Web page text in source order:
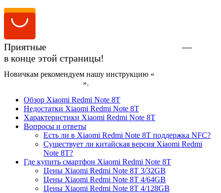
Приятные
—
в конце этой страницы!
Новичкам рекомендуем нашу инструкцию «
».
Обзор Xiaomi Redmi Note 8T
Недостатки Xiaomi Redmi Note 8T
Характеристики Xiaomi Redmi Note 8T
Вопросы и ответы
Есть ли в Xiaomi Redmi Note 8T поддержка NFC?
Существует ли китайская версия Xiaomi Redmi
Note 8T?
Где купить смартфон Xiaomi Redmi Note 8T
Цены Xiaomi Redmi Note 8T 3/32GB
Цены Xiaomi Redmi Note 8T 4/64GB
Цены Xiaomi Redmi Note 8T 4/128GB